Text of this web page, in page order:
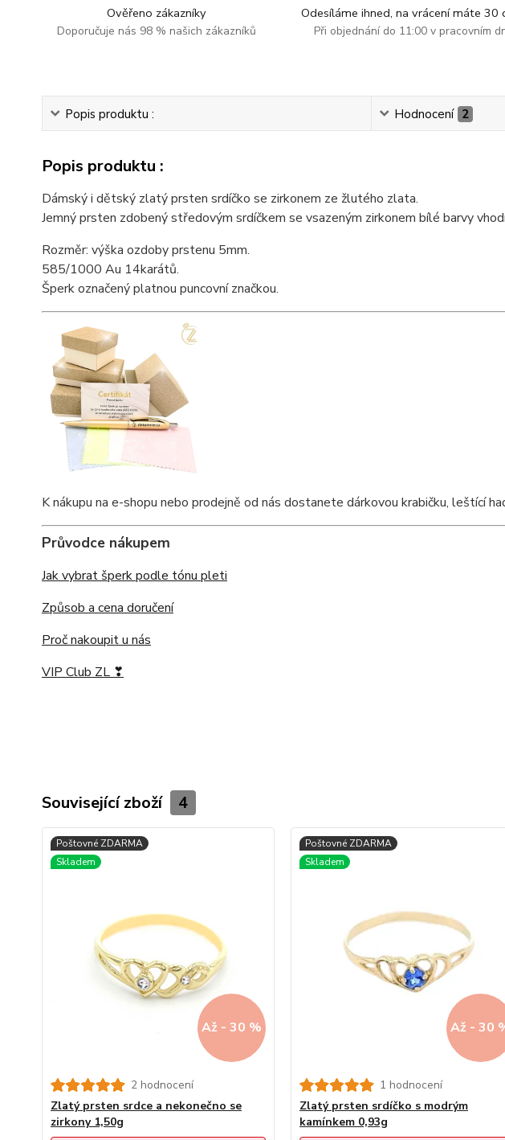
Ověřeno zákazníky
Doporučuje nás 98 % našich zákazníků
Odesíláme ihned, na vrácení máte 30
Při objednání do 11:00 v pracovním
Popis produktu : Hodnocení 2
Popis produktu :
Dámský i dětský zlatý prsten srdíčko se zirkonem ze žlutého zlata.
Jemný prsten zdobený středovým srdíčkem se vsazeným zirkonem bílé barvy
Rozměr: výška ozdoby prstenu 5mm.
585/1000 Au 14karátů.
Šperk označený platnou puncovní značkou.
K nákupu na e-shopu nebo prodejně od nás dostanete dárkovou krabičku, leštící
Průvodce nákupem
Jak vybrat šperk podle tónu pleti
Způsob a cena doručení
Proč nakoupit u nás
VIP Club ZL ❣
Související zboží 4
Až - 30 %
2 hodnocení
Zlatý prsten srdce a nekonečno se
zirkony 1,50g
Až - 30
1 hodnocení
Zlatý prsten srdíčko s modrým
kamínkem 0,93g